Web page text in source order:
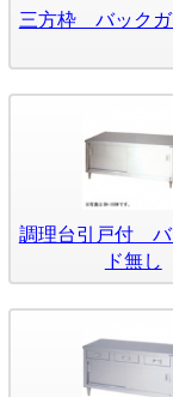
三方枠 バックガ
調理台引戸付 バ
ド無し